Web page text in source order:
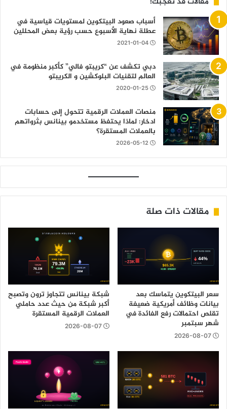
أسباب صعود البيتكوين لمستويات قياسية في
عطلة نهاية الأسبوع حسب رؤية بعض المحللين
2021-01-04
دبي تكشف عن “كريبتو فالي” كأكبر منظومة في
العالم لتقنيات البلوكشين و الكريبتو
2020-01-25
منصات العملات الرقمية تتحول إلى حسابات
ادخار: لماذا يحتفظ مستخدمو بينانس بثرواتهم
بالعملات المستقرة؟
2026-05-12
مقالات ذات صلة
سعر البيتكوين يتماسك بعد
بيانات وظائف أمريكية ضعيفة
تقلص احتمالات رفع الفائدة في
شهر سبتمبر
2026-08-07
شبكة بينانس تتجاوز ترون وتصبح
أكبر شبكة من حيث عدد حاملي
العملات الرقمية المستقرة
2026-08-07